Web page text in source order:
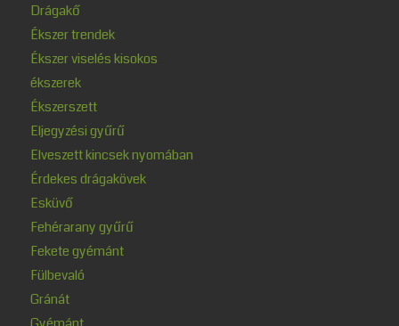
Drágakő
Ékszer trendek
Ékszer viselés kisokos
ékszerek
Ékszerszett
Eljegyzési gyűrű
Elveszett kincsek nyomában
Érdekes drágakövek
Esküvő
Fehérarany gyűrű
Fekete gyémánt
Fülbevaló
Gránát